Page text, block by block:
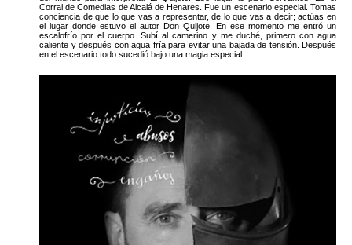
Corral de Comedias de Alcalá de Henares. Fue un escenario especial. Tomas
conciencia de que lo que vas a representar, de lo que vas a decir; actúas en
el lugar donde estuvo el autor Don Quijote. En ese momento me entró un
escalofrío por el cuerpo. Subí al camerino y me duché, primero con agua
caliente y después con agua fría para evitar una bajada de tensión. Después
en el escenario todo sucedió bajo una magia especial.